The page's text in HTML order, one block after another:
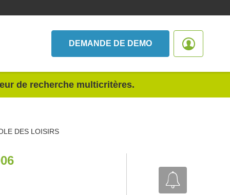
DEMANDE DE DEMO
de recherche multicritères.
DES LOISIRS